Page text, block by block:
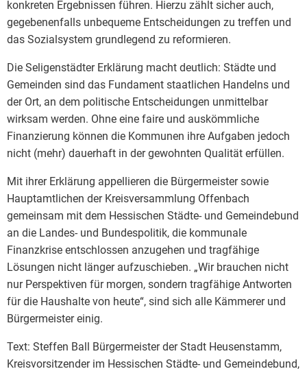
konkreten Ergebnissen führen. Hierzu zählt sicher auch,
gegebenenfalls unbequeme Entscheidungen zu treffen und
das Sozialsystem grundlegend zu reformieren.
Die Seligenstädter Erklärung macht deutlich: Städte und
Gemeinden sind das Fundament staatlichen Handelns und
der Ort, an dem politische Entscheidungen unmittelbar
wirksam werden. Ohne eine faire und auskömmliche
Finanzierung können die Kommunen ihre Aufgaben jedoch
nicht (mehr) dauerhaft in der gewohnten Qualität erfüllen.
Mit ihrer Erklärung appellieren die Bürgermeister sowie
Hauptamtlichen der Kreisversammlung Offenbach
gemeinsam mit dem Hessischen Städte- und Gemeindebund
an die Landes- und Bundespolitik, die kommunale
Finanzkrise entschlossen anzugehen und tragfähige
Lösungen nicht länger aufzuschieben. „Wir brauchen nicht
nur Perspektiven für morgen, sondern tragfähige Antworten
für die Haushalte von heute“, sind sich alle Kämmerer und
Bürgermeister einig.
Text: Steffen Ball Bürgermeister der Stadt Heusenstamm,
Kreisvorsitzender im Hessischen Städte- und Gemeindebund,